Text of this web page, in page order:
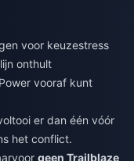
voor keuzestress
onthult
vooraf kunt
er dan één vóór
het conflict.
geen Trailblaze